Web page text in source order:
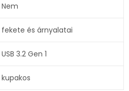
Nem
fekete és árnyalatai
USB 3.2 Gen 1
kupakos